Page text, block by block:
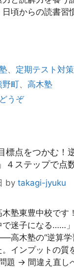
日頃からの読書習
、 定期テスト対策
野町、 高木塾
うぞ
標点をつかむ！
４ステップで点
by takagi-jyuku
塾東豊中校です
で迷子になる……
高木塾の“逆算学
インプットの質
題 → 間違え直し